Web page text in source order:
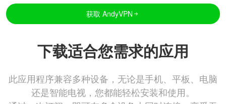
获取 AndyVPN
下载适合您需求的应用
此应用程序兼容多种设备，无论是手机、平板、电脑
还是智能电视，您都能轻松安装和使用。